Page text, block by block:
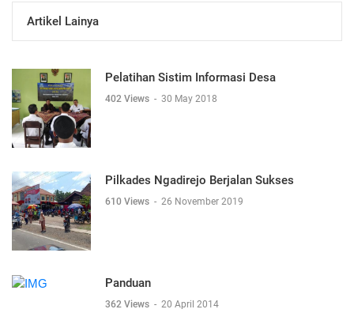
Artikel Lainya
Pelatihan Sistim Informasi Desa
402 Views - 30 May 2018
Pilkades Ngadirejo Berjalan Sukses
610 Views - 26 November 2019
Panduan
362 Views - 20 April 2014